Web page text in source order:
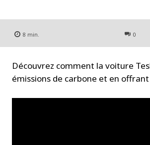
8 min. 0
Découvrez comment la voiture
émissions de carbone et en